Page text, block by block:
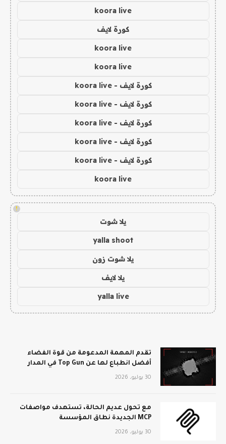
koora live
كورة لايف
koora live
koora live
كورة لايف - koora live
كورة لايف - koora live
كورة لايف - koora live
كورة لايف - koora live
كورة لايف - koora live
koora live
!
يلا شوت
yalla shoot
يلا شوت زون
يلا لايف
yalla live
تقدم المهمة المدعومة من قوة الفضاء
أفضل انطباع لها عن Top Gun في المدار
30 يوليو، 2026
مع تحول عديم الحالة، تستهدف مواصفات
MCP الجديدة نطاق المؤسسة
30 يوليو، 2026